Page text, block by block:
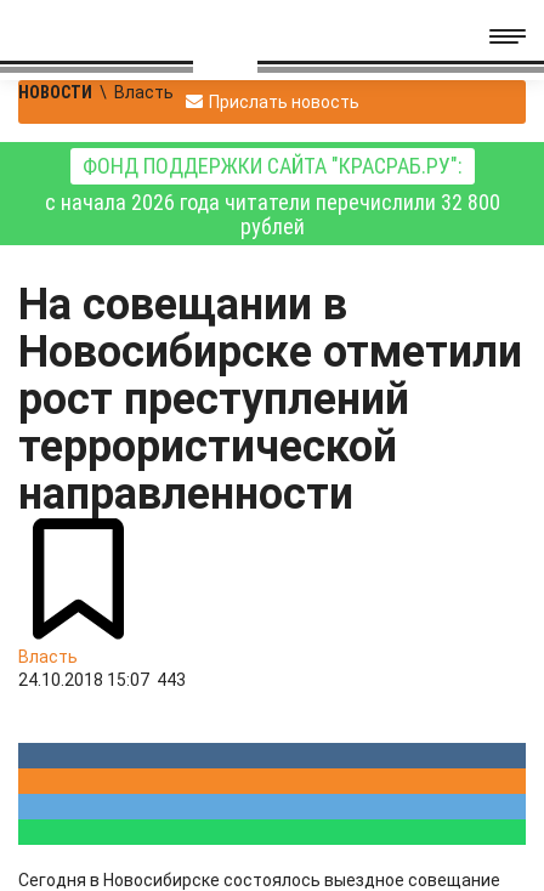
НОВОСТИ \ Власть Прислать новость
ФОНД ПОДДЕРЖКИ САЙТА "КРАСРАБ.РУ":
с начала 2026 года читатели перечислили 32 800
рублей
На совещании в
Новосибирске отметили
рост преступлений
террористической
направленности
Власть
24.10.2018 15:07 443
Сегодня в Новосибирске состоялось выездное совещание